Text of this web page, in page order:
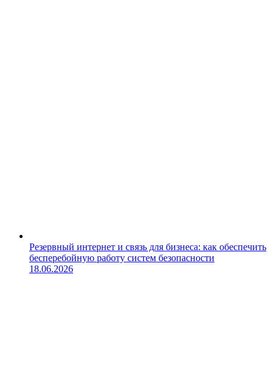
Резервный интернет и связь для бизнеса: как обеспечить
бесперебойную работу систем безопасности
18.06.2026